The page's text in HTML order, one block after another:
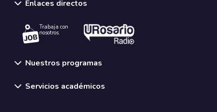
Enlaces directos
Trabaja con
nosotros.
Nuestros programas
Servicios académicos